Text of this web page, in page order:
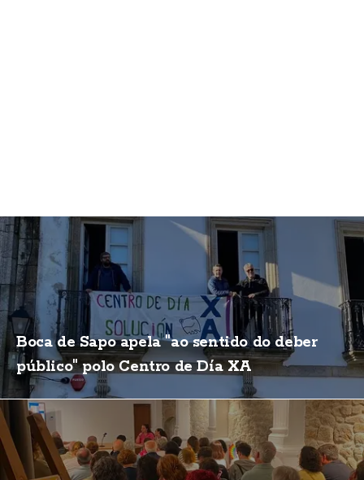
Boca de Sapo apela "ao sentido do deber
público" polo Centro de Día XA